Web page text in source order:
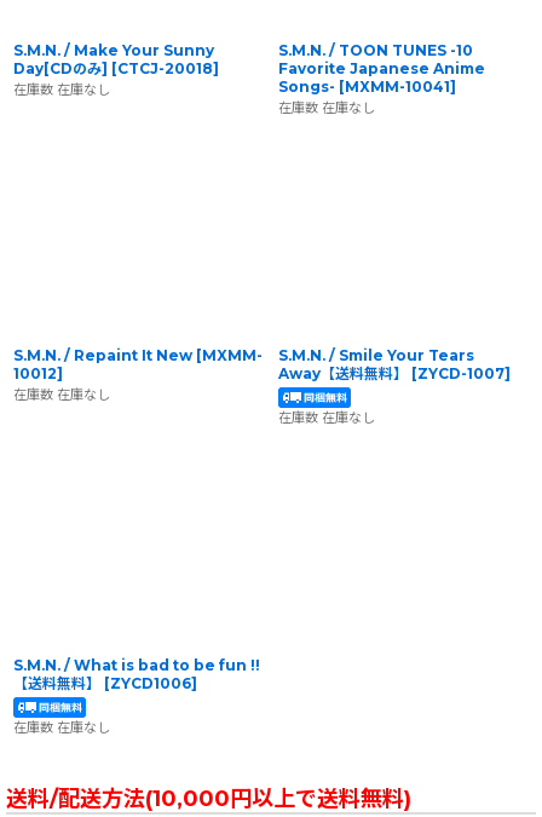
S.M.N. / Make Your Sunny
Day[CDのみ] [CTCJ-20018]
在庫数 在庫なし
S.M.N. / TOON TUNES -10
Favorite Japanese Anime
Songs- [MXMM-10041]
在庫数 在庫なし
S.M.N. / Repaint It New [MXMM-
10012]
在庫数 在庫なし
S.M.N. / Smile Your Tears
Away【送料無料】
[ZYCD-1007]
在庫数 在庫なし
S.M.N. / What is bad to be fun !!
【送料無料】
[ZYCD1006]
在庫数 在庫なし
送料/配送方法(10,000円以上で送料無料)